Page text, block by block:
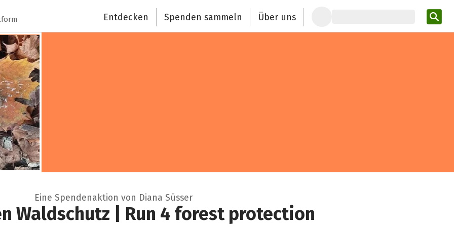
Entdecken Spenden sammeln Über uns
Eine Spendenaktion von Diana Süsser
Waldschutz | Run 4 forest protection